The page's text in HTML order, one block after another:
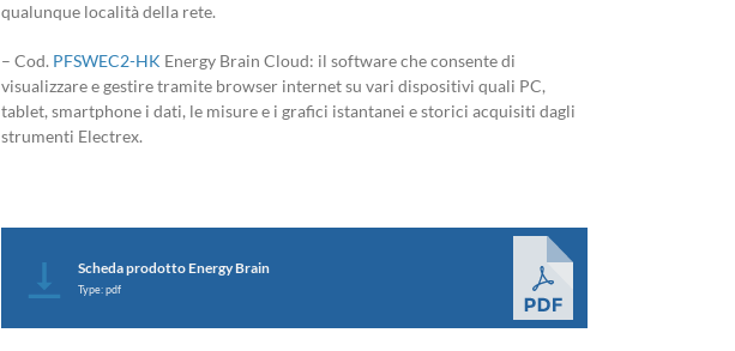
qualunque località della rete.
– Cod. PFSWEC2-HK Energy Brain Cloud: il software che consente di
visualizzare e gestire tramite browser internet su vari dispositivi quali PC,
tablet, smartphone i dati, le misure e i grafici istantanei e storici acquisiti dagli
strumenti Electrex.
Scheda prodotto Energy Brain
Type: pdf